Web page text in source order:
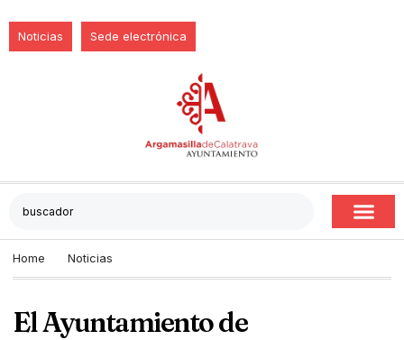
Noticias Sede electrónica
Home Noticias
El Ayuntamiento de